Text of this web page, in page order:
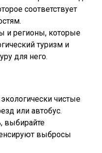
соответствует
и регионы, которые
туризм и
для него.
чистые
или автобус.
выбирайте
выбросы